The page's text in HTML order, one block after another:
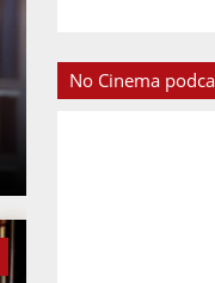
No Cinema